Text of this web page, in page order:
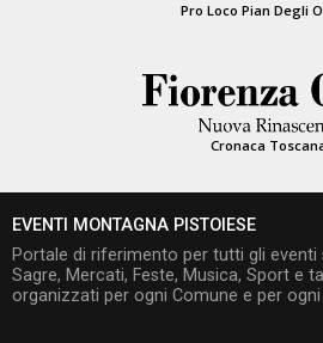
Pro Loco Pian Degli
Cronaca
EVENTI MONTAGNA PISTOIESE
Portale di riferimento per tutti gli eventi
Sagre, Mercati, Feste, Musica, Sport e
organizzati per ogni Comune e per